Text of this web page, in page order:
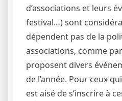
d’associations et leurs
festival…) sont
dépendent pas de la
associations, comme
proposent divers
de l’année. Pour ceux
est aisé de s’inscrire à